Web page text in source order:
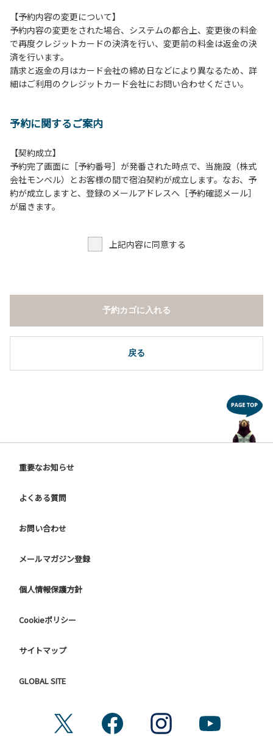
宿泊可能なサイトは除く）
１４．キャンプ場内に喫煙所はございません。他のお客様の
ご迷惑にならないようにご配慮願います。
【当キャンプ場での禁止事項】
１．花火（手持ちや打ち上げなど全て）。
３．硬いボールでの球技。（野球、キャッチボール・サッカ
４．大きな音で音楽や楽器などを鳴らす行為。（ 但し貸切イ
ベントは除く）
５．発電機の使用。（但し貸切イベントは除く）
６．申込みされたサイト以外のサイトの利用や共用部（シャ
ワー棟、水道など）の占有行為。
８．その他 周りに迷惑となるような行為（夜間の大声での談
１．全室禁煙です。
２．動物（ペット類）の同伴はご遠慮願います。
３．備品の持ち出しはしないでください。
４．ご訪問客と常設テント内での面会はご遠慮願います。
【予約内容の変更について】
予約内容の変更をされた場合、システムの都合上、変更後の料金
で再度クレジットカードの決済を行い、変更前の料金は返金の決
済を行います。
請求と返金の月はカード会社の締め日などにより異なるため、詳
細はご利用のクレジットカード会社にお問い合わせください。
予約に関するご案内
【契約成立】
予約完了画面に［予約番号］が発番された時点で、当施設（株式
会社モンベル）とお客様の間で宿泊契約が成立します。なお、予
約が成立しますと、登録のメールアドレスへ［予約確認メール］
が届きます。
上記内容に同意する
戻る
予約カゴに入れる
重要なお知らせ
よくある質問
お問い合わせ
メールマガジン登録
個人情報保護方針
Cookieポリシー
サイトマップ
GLOBAL SITE